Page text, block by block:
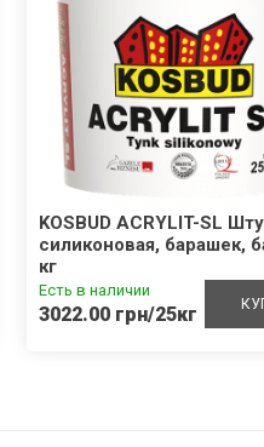
KOSBUD ACRYLIT-SL
силиконовая, барашек,
кг
Есть в наличии
3022.00 грн/25кг